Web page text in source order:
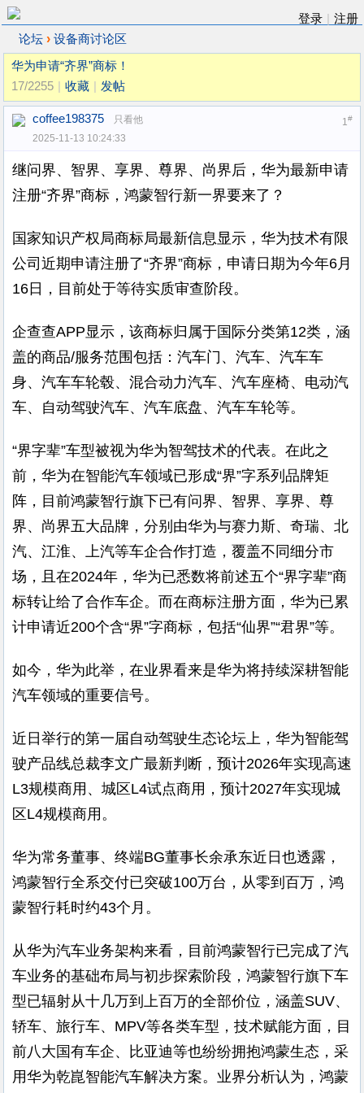
登录
注册
论坛 › 设备商讨论区
华为申请“齐界”商标！
17/2255
收藏 发帖
1#
coffee198375
只看他
2025-11-13 10:24:33
继问界、智界、享界、尊界、尚界后，华为最新申请
注册“齐界”商标，鸿蒙智行新一界要来了？
国家知识产权局商标局最新信息显示，华为技术有限
公司近期申请注册了“齐界”商标，申请日期为今年6月
16日，目前处于等待实质审查阶段。
企查查APP显示，该商标归属于国际分类第12类，涵
盖的商品/服务范围包括：汽车门、汽车、汽车车
身、汽车车轮毂、混合动力汽车、汽车座椅、电动汽
车、自动驾驶汽车、汽车底盘、汽车车轮等。
“界字辈”车型被视为华为智驾技术的代表。在此之
前，华为在智能汽车领域已形成“界”字系列品牌矩
阵，目前鸿蒙智行旗下已有问界、智界、享界、尊
界、尚界五大品牌，分别由华为与赛力斯、奇瑞、北
汽、江淮、上汽等车企合作打造，覆盖不同细分市
场，且在2024年，华为已悉数将前述五个“界字辈”商
标转让给了合作车企。而在商标注册方面，华为已累
计申请近200个含“界”字商标，包括“仙界”“君界”等。
如今，华为此举，在业界看来是华为将持续深耕智能
汽车领域的重要信号。
近日举行的第一届自动驾驶生态论坛上，华为智能驾
驶产品线总裁李文广最新判断，预计2026年实现高速
L3规模商用、城区L4试点商用，预计2027年实现城
区L4规模商用。
华为常务董事、终端BG董事长余承东近日也透露，
鸿蒙智行全系交付已突破100万台，从零到百万，鸿
蒙智行耗时约43个月。
从华为汽车业务架构来看，目前鸿蒙智行已完成了汽
车业务的基础布局与初步探索阶段，鸿蒙智行旗下车
型已辐射从十几万到上百万的全部价位，涵盖SUV、
轿车、旅行车、MPV等各类车型，技术赋能方面，目
前八大国有车企、比亚迪等也纷纷拥抱鸿蒙生态，采
用华为乾崑智能汽车解决方案。业界分析认为，鸿蒙